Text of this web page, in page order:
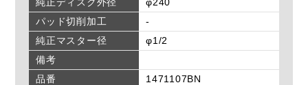
パッド切削加工
-
純正マスター径
φ1/2
備考
品番
1471107BN